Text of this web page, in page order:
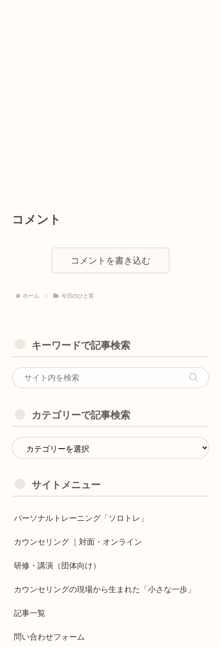
コメント
コメントを書き込む
ホーム 今日のひと言
キーワードで記事検索
カテゴリーで記事検索
サイトメニュー
パーソナルトレーニング「ソロトレ」
カウンセリング ｜対面・オンライン
研修・講演（団体向け）
カウンセリングの現場から生まれた「小さな一歩」
記事一覧
問い合わせフォーム